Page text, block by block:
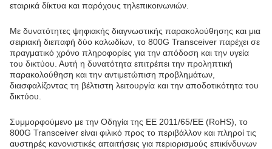
εταιρικά δίκτυα και παρόχους τηλεπικοινωνιών.
Με δυνατότητες ψηφιακής διαγνωστικής παρακολούθησης και μια
σειριακή διεπαφή δύο καλωδίων, το 800G Transceiver παρέχει σε
πραγματικό χρόνο πληροφορίες για την απόδοση και την υγεία
του δικτύου. Αυτή η δυνατότητα επιτρέπει την προληπτική
παρακολούθηση και την αντιμετώπιση προβλημάτων,
διασφαλίζοντας τη βέλτιστη λειτουργία και την αποδοτικότητα του
δικτύου.
Συμμορφούμενο με την Οδηγία της ΕΕ 2011/65/ΕΕ (RoHS), το
800G Transceiver είναι φιλικό προς το περιβάλλον και πληροί τις
αυστηρές κανονιστικές απαιτήσεις για περιορισμούς επικίνδυνων